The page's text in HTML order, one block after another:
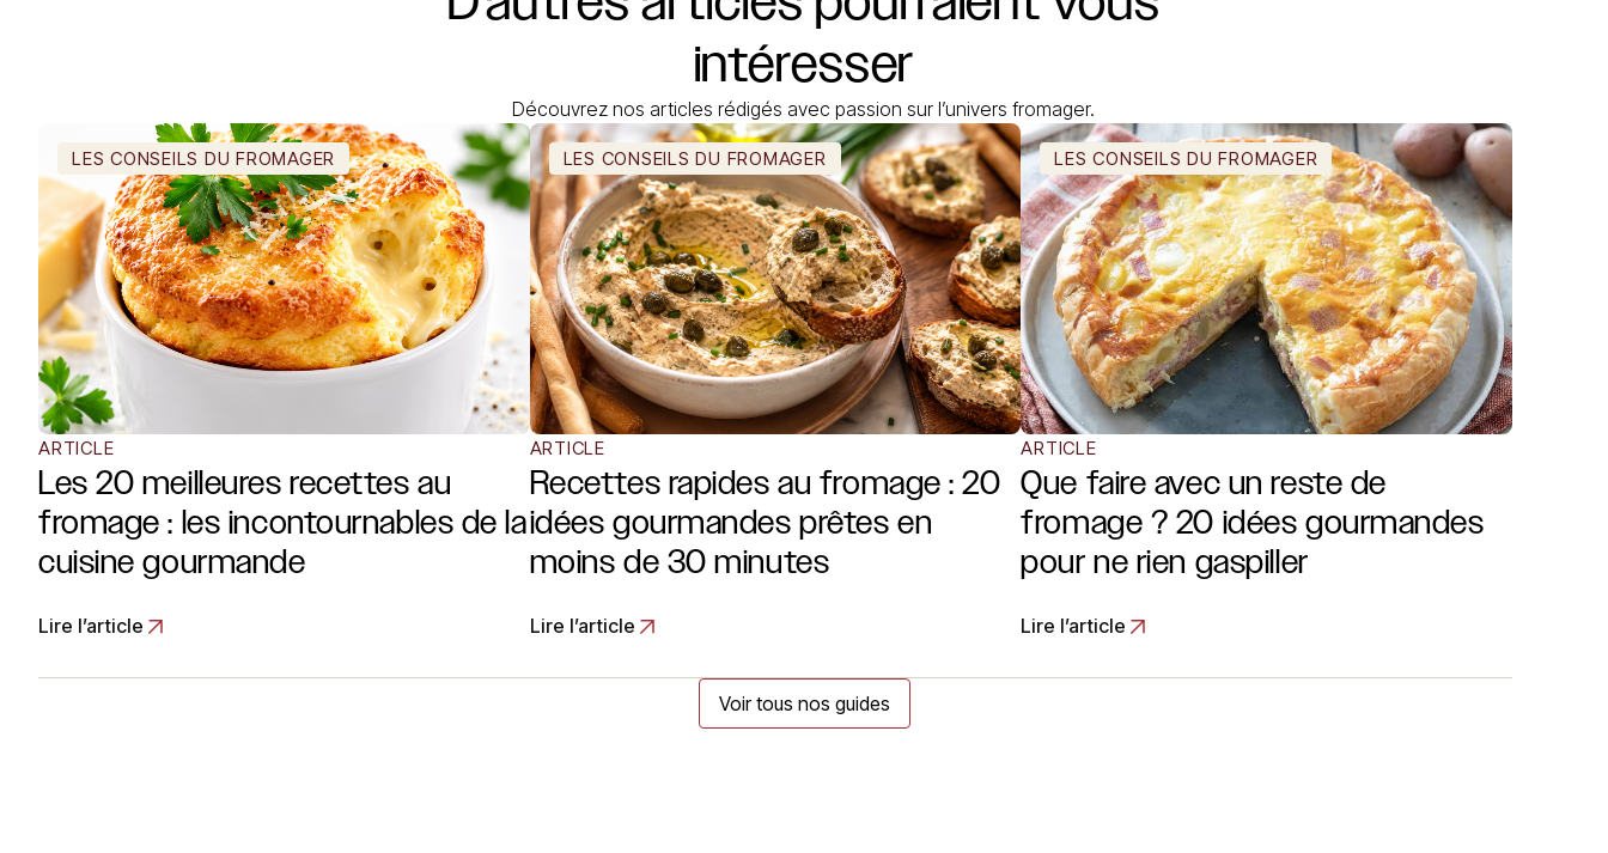
intéresser
Découvrez nos articles rédigés avec passion sur l’univers fromager.
LES CONSEILS DU FROMAGER
ARTICLE
Les 20 meilleures recettes au
fromage : les incontournables de la
cuisine gourmande
Lire l’article
LES CONSEILS DU FROMAGER
ARTICLE
Recettes rapides au fromage : 20
idées gourmandes prêtes en
moins de 30 minutes
Lire l’article
LES CONSEILS DU FROMAGER
ARTICLE
Que faire avec un reste de
fromage ? 20 idées gourmandes
pour ne rien gaspiller
Lire l’article
Voir tous nos guides